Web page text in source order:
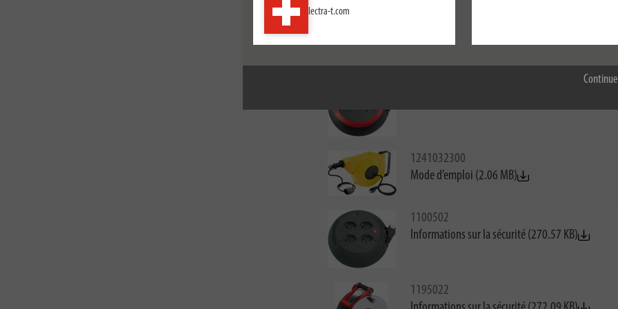
Accepter tout
lectra-t.com
1241032300
Mode d’emploi (2.06 MB)
1100502
Informations sur la sécurité (270.57 KB)
1195022